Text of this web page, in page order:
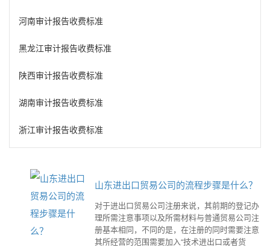
河南审计报告收费标准
黑龙江审计报告收费标准
陕西审计报告收费标准
湖南审计报告收费标准
浙江审计报告收费标准
山东进出口贸易公司的流程步骤是什么？
对于进出口贸易公司注册来说，其前期的登记办
理所需注意事项以及所需材料与普通贸易公司注
册基本相同，不同的是，在注册的同时需要注意
其所经营的范围需要加入“技术进出口或者货